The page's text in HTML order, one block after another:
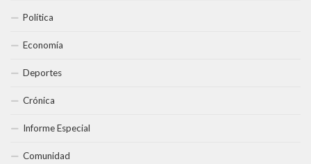
Política
Economía
Deportes
Crónica
Informe Especial
Comunidad